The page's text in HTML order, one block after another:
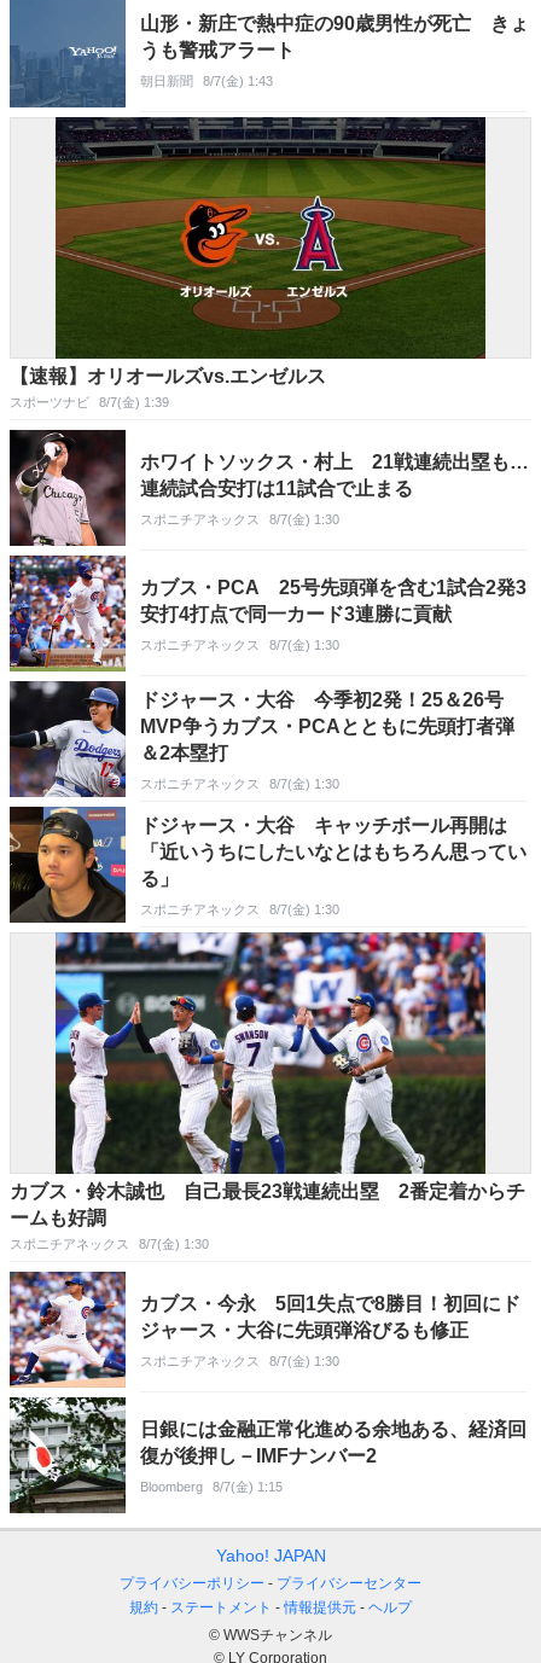
山形・新庄で熱中症の90歳男性が死亡 きょ
うも警戒アラート
朝日新聞 8/7(金) 1:43
【速報】オリオールズvs.エンゼルス
スポーツナビ 8/7(金) 1:39
ホワイトソックス・村上 21戦連続出塁も…
連続試合安打は11試合で止まる
スポニチアネックス 8/7(金) 1:30
カブス・PCA 25号先頭弾を含む1試合2発3
安打4打点で同一カード3連勝に貢献
スポニチアネックス 8/7(金) 1:30
ドジャース・大谷 今季初2発！25＆26号
MVP争うカブス・PCAとともに先頭打者弾
＆2本塁打
スポニチアネックス 8/7(金) 1:30
ドジャース・大谷 キャッチボール再開は
「近いうちにしたいなとはもちろん思ってい
る」
スポニチアネックス 8/7(金) 1:30
カブス・鈴木誠也 自己最長23戦連続出塁 2番定着からチ
ームも好調
スポニチアネックス 8/7(金) 1:30
カブス・今永 5回1失点で8勝目！初回にド
ジャース・大谷に先頭弾浴びるも修正
スポニチアネックス 8/7(金) 1:30
日銀には金融正常化進める余地ある、経済回
復が後押し－IMFナンバー2
Bloomberg 8/7(金) 1:15
Yahoo! JAPAN
プライバシーポリシー
プライバシーセンター
規約
ステートメント 情報提供元
ヘルプ
© WWSチャンネル
© LY Corporation